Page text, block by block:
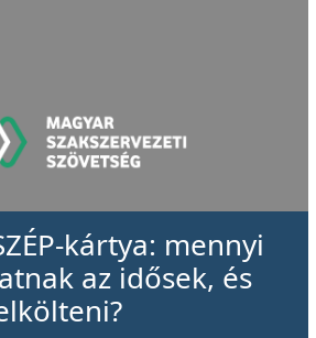
kártya: mennyi
az idősek, és